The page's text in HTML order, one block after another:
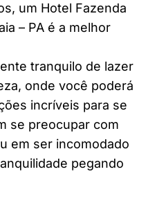
um Hotel Fazenda
– PA é a melhor
tranquilo de lazer
onde você poderá
incríveis para se
se preocupar com
em ser incomodado
pegando